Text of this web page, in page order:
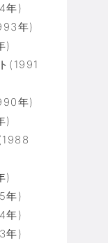
年)
年)
)
(1991
年)
)
)
年)
年)
年)